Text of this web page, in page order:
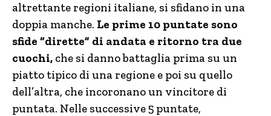
altrettante regioni italiane, si sfidano in una
doppia manche. Le prime 10 puntate sono
sfide “dirette” di andata e ritorno tra due
cuochi, che si danno battaglia prima su un
piatto tipico di una regione e poi su quello
dell’altra, che incoronano un vincitore di
puntata. Nelle successive 5 puntate,